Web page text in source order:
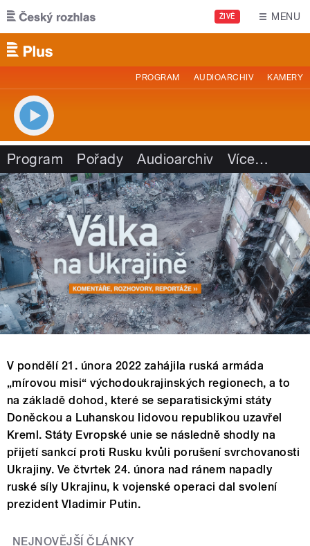
Přejít k hlavnímu obsahu
ŽIVĚ MENU
PROGRAM AUDIOARCHIV KAMERY
Program Pořady Audioarchiv Více…
V pondělí 21. února 2022 zahájila ruská armáda
„mírovou misi“ východoukrajinských regionech, a to
na základě dohod, které se separatisickými státy
Doněckou a Luhanskou lidovou republikou uzavřel
Kreml. Státy Evropské unie se následně shodly na
přijetí sankcí proti Rusku kvůli porušení svrchovanosti
Ukrajiny. Ve čtvrtek 24. února nad ránem napadly
ruské síly Ukrajinu, k vojenské operaci dal svolení
prezident Vladimir Putin.
NEJNOVĚJŠÍ ČLÁNKY